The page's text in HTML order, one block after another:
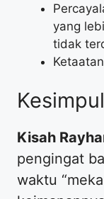
yang
tidak
Kisah
pengingat
waktu